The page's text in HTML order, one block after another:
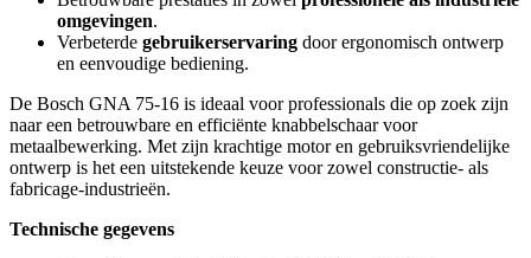
omgevingen.
Verbeterde gebruikerservaring door ergonomisch ontwerp
en eenvoudige bediening.
De Bosch GNA 75-16 is ideaal voor professionals die op zoek zijn
naar een betrouwbare en efficiënte knabbelschaar voor
metaalbewerking. Met zijn krachtige motor en gebruiksvriendelijke
ontwerp is het een uitstekende keuze voor zowel constructie- als
fabricage-industrieën.
Technische gegevens